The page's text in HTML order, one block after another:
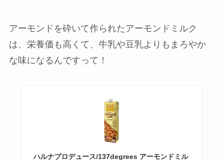
アーモンドを砕いて作られたアーモンドミルク
は、栄養価も高くて、牛乳や豆乳よりもまろやか
な味になるんですって！
ハルナプロデュース/137degrees アーモンドミル